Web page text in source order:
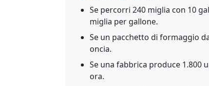
Se percorri 240 miglia con 10
miglia per gallone.
Se un pacchetto di formaggio
oncia.
Se una fabbrica produce 1.800
ora.